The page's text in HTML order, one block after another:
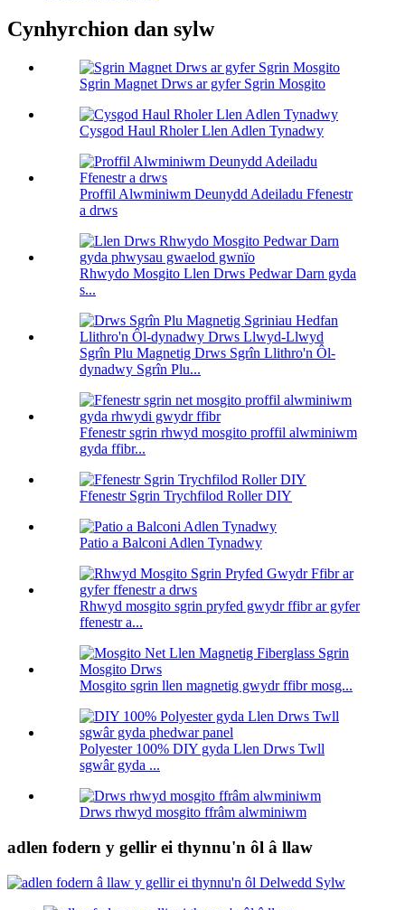
Cynhyrchion dan sylw
Sgrin Magnet Drws ar gyfer Sgrin Mosgito
Cysgod Haul Rholer Llen Adlen Tynadwy
Proffil Alwminiwm Deunydd Adeiladu Ffenestr
a drws
Rhwydo Mosgito Llen Drws Pedwar Darn gyda
s...
Sgrîn Plu Magnetig Drws Sgrîn Llithro'n Ôl-
dynadwy Sgrîn Plu...
Ffenestr sgrin rhwyd ​​mosgito proffil alwminiwm
gyda ffibr...
Ffenestr Sgrin Trychfilod Roller DIY
Patio a Balconi Adlen Tynadwy
Rhwyd mosgito sgrin pryfed gwydr ffibr ar gyfer
ffenestr a...
Mosgito sgrin llen magnetig gwydr ffibr mosg...
Polyester 100% DIY gyda Llen Drws Twll
sgwâr gyda ...
Drws rhwyd ​​mosgito ffrâm alwminiwm
adlen fodern y gellir ei thynnu'n ôl â llaw